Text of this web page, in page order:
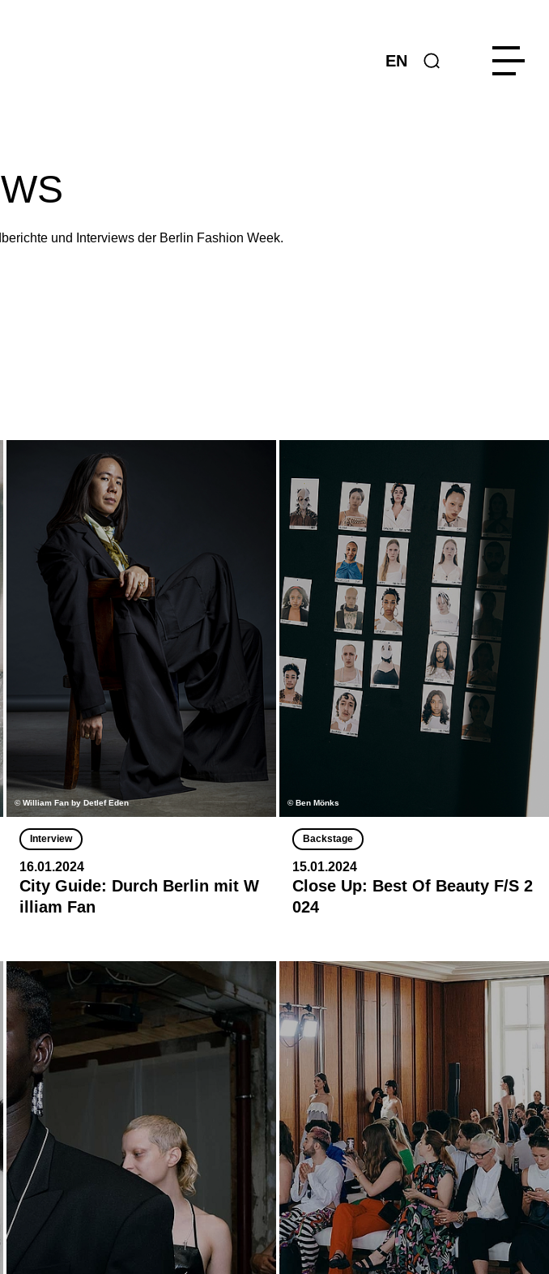
EN
und Interviews der Berlin Fashion Week.
© William Fan by Detlef Eden
Interview
16.01.2024
City Guide: Durch Berlin mit W
illiam Fan
© Ben Mönks
Backstage
15.01.2024
Close Up: Best Of Beauty F/S 2
024